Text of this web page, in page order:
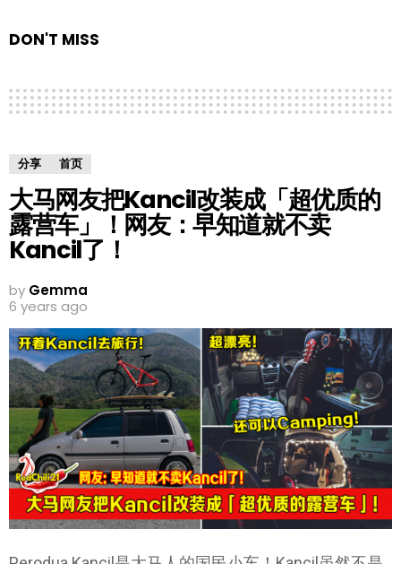
DON'T MISS
分享 首页
大马网友把Kancil改装成「超优质的
露营车」！网友：早知道就不卖
Kancil了！
by Gemma
6 years ago